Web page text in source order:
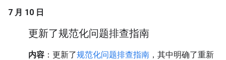
7 月 10 日
更新了规范化问题排查指南
内容 ：更新了规范化问题排查指南 ，其中明确了重新